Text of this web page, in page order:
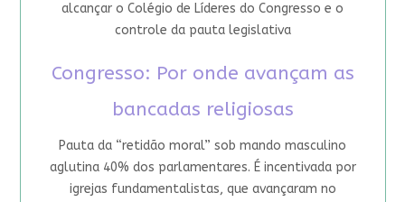
alcançar o Colégio de Líderes do Congresso e o
controle da pauta legislativa
Congresso: Por onde avançam as
bancadas religiosas
Pauta da “retidão moral” sob mando masculino
aglutina 40% dos parlamentares. É incentivada por
igrejas fundamentalistas, que avançaram no